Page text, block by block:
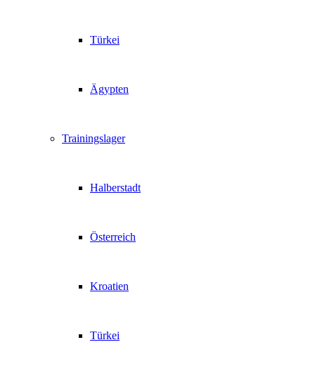
Türkei
Ägypten
Trainingslager
Halberstadt
Österreich
Kroatien
Türkei